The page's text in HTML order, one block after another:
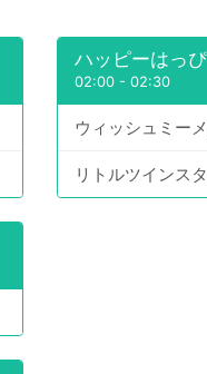
ハッピーはっ
02:00- 02:30
ウィッシュミー
リトルツインス